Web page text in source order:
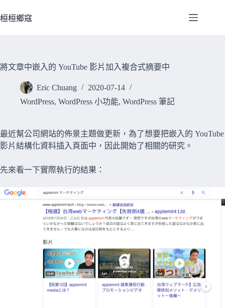
至
容
桓桓鄉寇
將文章中嵌入的 YouTube 影片加入複合式摘要中
Eric Chuang
2020-07-14
WordPress, WordPress 小功能, WordPress 筆記
最近幫公司網站的佈景主題做更新，為了想要把嵌入的 YouTube
影片結構化資料插入頁面中，因此開始了相關的研究。
先來看一下實際執行的結果：